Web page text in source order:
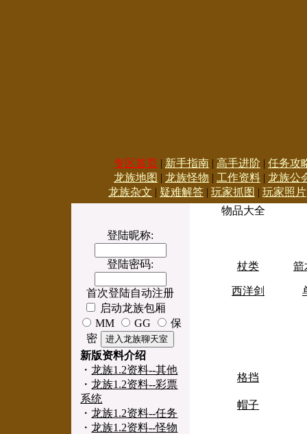
专区首页 | 新手指南 | 高手进阶 | 任务攻
龙族地图 | 龙族怪物 | 工作资料 | 龙族公
龙族杂文 | 疑难解答 | 玩家抓图 | 玩家照片
登陆昵称:
登陆密码:
首次登陆自动注册
启动龙族包厢
MM
GG
保
密
新版资料介绍
・龙族1.2资料--其他
・龙族1.2资料--彩票
系统
・龙族1.2资料--任务
・龙族1.2资料--怪物
物品大全
杖类 箭
西洋剑
格挡
帽子